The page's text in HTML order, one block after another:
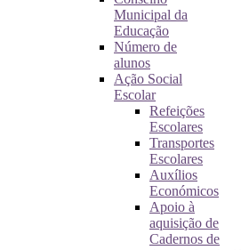
Municipal da
Educação
Número de
alunos
Ação Social
Escolar
Refeições
Escolares
Transportes
Escolares
Auxílios
Económicos
Apoio à
aquisição de
Cadernos de